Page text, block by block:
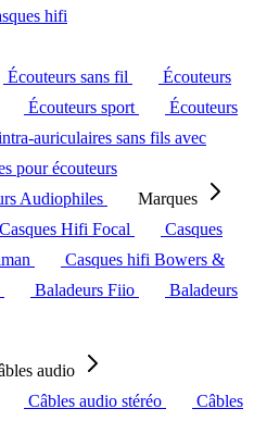
hifi
Écouteurs sans fil
Écouteurs
Écouteurs sport
Écouteurs
auriculaires sans fils avec
pour écouteurs
Audiophiles
Marques
Casques Hifi Focal
Casques
Casques hifi Bowers &
Baladeurs Fiio
Baladeurs
audio
Câbles audio stéréo
Câbles